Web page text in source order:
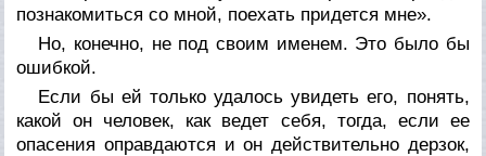
познакомиться со мной, поехать придется мне».
Но, конечно, не под своим именем. Это было бы
ошибкой.
Если бы ей только удалось увидеть его, понять,
какой он человек, как ведет себя, тогда, если ее
опасения оправдаются и он действительно дерзок,